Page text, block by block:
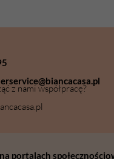
z nami współpracę?
portalach